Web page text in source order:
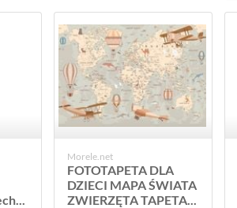
Morele.net
FOTOTAPETA DLA
DZIECI MAPA ŚWIATA
ZWIERZĘTA TAPETA...